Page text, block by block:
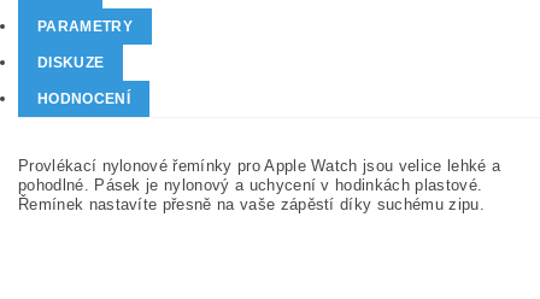
PARAMETRY
DISKUZE
HODNOCENÍ
Provlékací nylonové řemínky pro Apple Watch jsou velice lehké a
pohodlné. Pásek je nylonový a uchycení v hodinkách plastové.
Řemínek nastavíte přesně na vaše zápěstí díky suchému zipu.